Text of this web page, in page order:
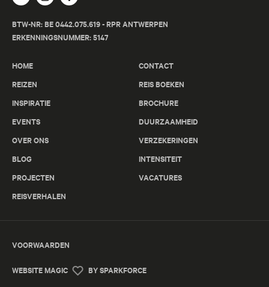
BTW-NR: BE 0442.075.619 - RPR ANTWERPEN
ERKENNINGSNUMMER: 5147
HOME
REIZEN
INSPIRATIE
EVENTS
OVER ONS
BLOG
PROJECTEN
REISVERHALEN
CONTACT
REIS BOEKEN
BROCHURE
DUURZAAMHEID
VERZEKERINGEN
INTENSITEIT
VACATURES
VOORWAARDEN
WEBSITE MAGIC BY SPARKFORCE